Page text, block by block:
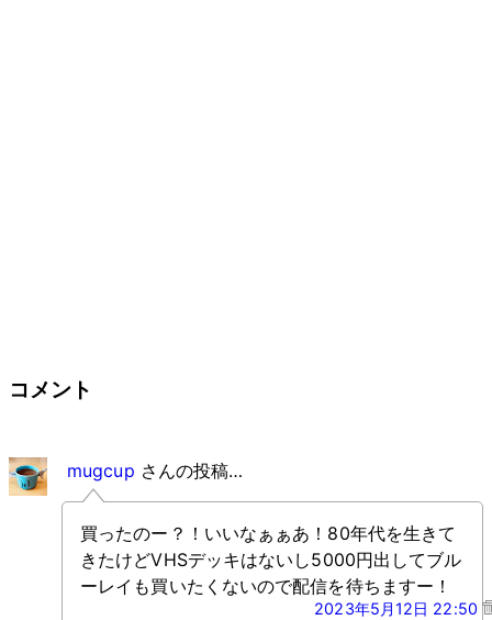
コメント
mugcup さんの投稿…
買ったのー？！いいなぁぁあ！80年代を生きて
きたけどVHSデッキはないし5000円出してブル
ーレイも買いたくないので配信を待ちますー！
2023年5月12日 22:50